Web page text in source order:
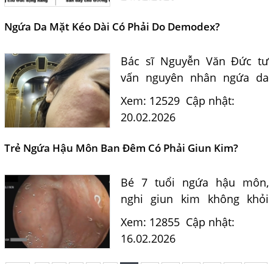
hướng dẫn phòng ngừa an
Ngứa Da Mặt Kéo Dài Có Phải Do Demodex?
Bác sĩ Nguyễn Văn Đức tư
vấn nguyên nhân ngứa da
mặt kéo dài nghi do
Demodex, con đường lây
hướng điều trị hiệu quả tại
Xem: 12529 Cập nhật:
20.02.2026
Trẻ Ngứa Hậu Môn Ban Đêm Có Phải Giun Kim?
Bé 7 tuổi ngứa hậu môn,
nghi giun kim không khỏi
sau tẩy giun? Tiến sĩ Bác sĩ
Nguyễn Hằng Lan tư vấn
Xem: 12855 Cập nhật:
16.02.2026